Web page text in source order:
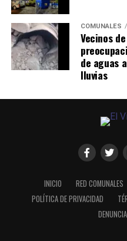
COMUNALES
Vecinos
de aguas
lluvias
INICIO RED COMUNALES
POLÍTICA DE PRIVACIDAD